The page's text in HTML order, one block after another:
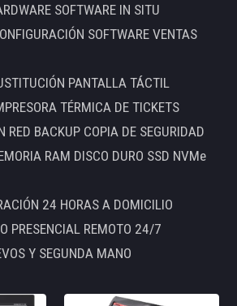
SOFTWARE IN SITU
SOFTWARE VENTAS
PANTALLA TÁCTIL
TÉRMICA DE TICKETS
RED BACKUP COPIA DE SEGURIDAD
RAM DISCO DURO SSD NVMe
24 HORAS A DOMICILIO
PRESENCIAL REMOTO 24/7
Y SEGUNDA MANO